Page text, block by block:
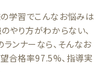
学習でこんなお悩みは
やり方がわからない、
ンナーなら、そんなお
合格率97.5%、指導実